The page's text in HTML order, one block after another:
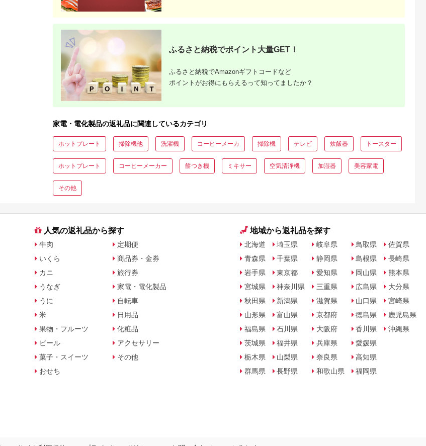
ふるさと納税でポイント大量GET！
ふるさと納税でAmazonギフトコードなど
ポイントがお得にもらえるって知ってましたか？
家電・電化製品の返礼品に関連しているカテゴリ
ホットプレート 掃除機他 洗濯機 コーヒーメーカ 掃除機 テレビ 炊飯器 トースター
ホットプレート コーヒーメーカー 餅つき機 ミキサー 空気清浄機 加湿器 美容家電
その他
人気の返礼品から探す
牛肉
いくら
カニ
うなぎ
うに
米
果物・フルーツ
ビール
菓子・スイーツ
おせち
定期便
商品券・金券
旅行券
家電・電化製品
自転車
日用品
化粧品
アクセサリー
その他
地域から返礼品を探す
北海道
青森県
岩手県
宮城県
秋田県
山形県
福島県
茨城県
栃木県
群馬県
埼玉県
千葉県
東京都
神奈川県
新潟県
富山県
石川県
福井県
山梨県
長野県
岐阜県
静岡県
愛知県
三重県
滋賀県
京都府
大阪府
兵庫県
奈良県
和歌山県
鳥取県
島根県
岡山県
広島県
山口県
徳島県
香川県
愛媛県
高知県
福岡県
佐賀県
長崎県
熊本県
大分県
宮崎県
鹿児島県
沖縄県